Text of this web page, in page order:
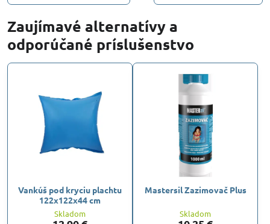
Zaujímavé alternatívy a
odporúčané príslušenstvo
Vankúš pod kryciu plachtu
122x122x44 cm
Skladom
Mastersil Zazimovač Plus
Skladom